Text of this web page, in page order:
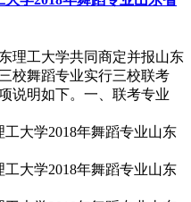
理工大学共同商定并报山东
校舞蹈专业实行三校联考
说明如下。一、联考专业